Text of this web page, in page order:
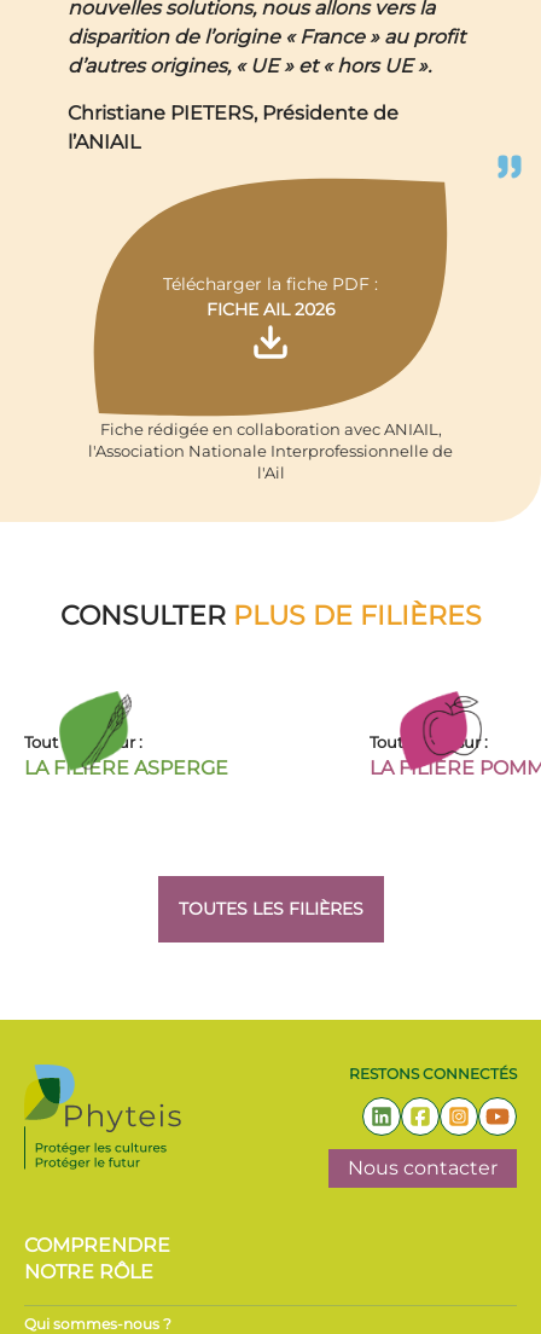
nouvelles solutions, nous allons vers la
disparition de l’origine « France » au profit
d’autres origines, « UE » et « hors UE ».
Christiane PIETERS, Présidente de
l’ANIAIL
Télécharger la fiche PDF :
FICHE AIL 2026
Fiche rédigée en collaboration avec ANIAIL,
l'Association Nationale Interprofessionnelle de
l'Ail
CONSULTER PLUS DE FILIÈRES
Tout savoir sur :
LA FILIÈRE ASPERGE
Tout savoir sur :
LA FILIÈRE
TOUTES LES FILIÈRES
RESTONS CONNECTÉS
Nous contacter
COMPRENDRE
NOTRE RÔLE
Qui sommes-nous ?